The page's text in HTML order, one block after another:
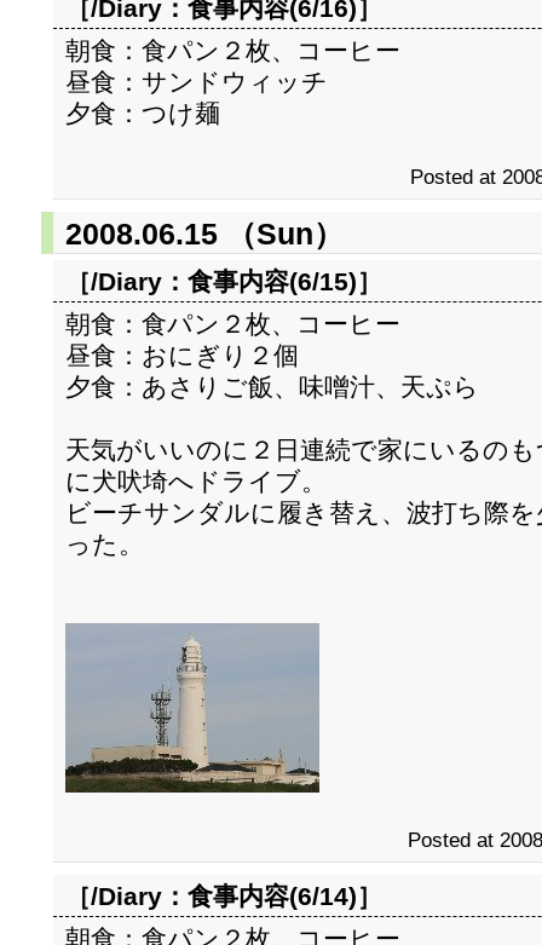
［/Diary： 食事内容(6/16)］
朝食：食パン２枚、コーヒー
昼食：サンドウィッチ
夕食：つけ麺
Posted at
2008.06.15 （Sun）
［/Diary： 食事内容(6/15)］
朝食：食パン２枚、コーヒー
昼食：おにぎり２個
夕食：あさりご飯、味噌汁、天ぷら
天気がいいのに２日連続で家にいるの
に犬吠埼へドライブ。
ビーチサンダルに履き替え、波打ち際
った。
Posted at
［/Diary： 食事内容(6/14)］
朝食：食パン２枚、コーヒー